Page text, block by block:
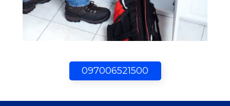
097006521500